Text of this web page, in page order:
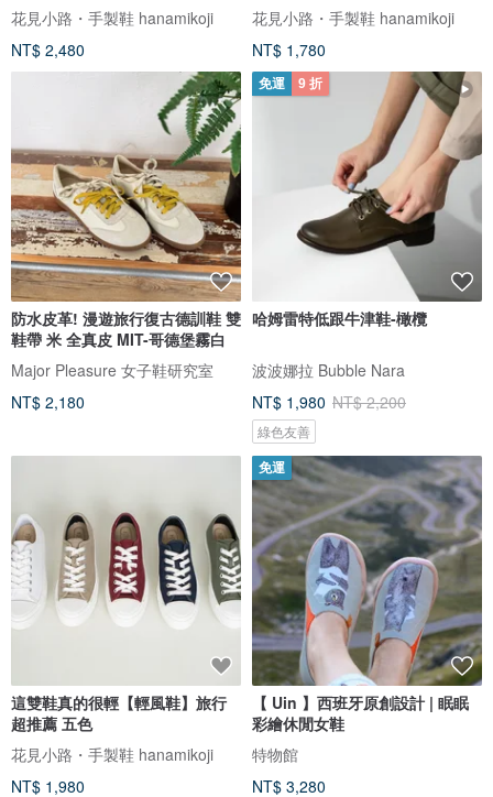
花見小路・手製鞋 hanamikoji
NT$ 2,480
花見小路・手製鞋 hanamikoji
NT$ 1,780
防水皮革! 漫遊旅行復古德訓鞋 雙
鞋帶 米 全真皮 MIT-哥德堡霧白
Major Pleasure 女子鞋研究室
NT$ 2,180
免運 9 折
哈姆雷特低跟牛津鞋-橄欖
波波娜拉 Bubble Nara
NT$ 1,980 NT$ 2,200
綠色友善
這雙鞋真的很輕【輕風鞋】旅行
超推薦 五色
花見小路・手製鞋 hanamikoji
NT$ 1,980
免運
【 Uin 】西班牙原創設計 | 眠眠
彩繪休閒女鞋
特物館
NT$ 3,280